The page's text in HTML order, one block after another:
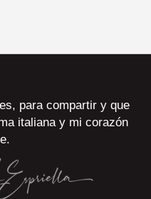
para compartir y que
italiana y mi corazón